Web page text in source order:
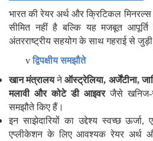
भारत की रेयर अर्थ और क्रिटिकल
सीमित नहीं है बल्कि यह मजबूत
अंतरराष्ट्रीय सहयोग के साथ गहराई से
vद्विपक्षीय समझौते
खान मंत्रालयनेऑस्ट्रेलिया, अर्जेंटीना,
मलावी और कोटे डी आइवरजैसे खनिज-
समझौते किए हैं।
इन साझेदारियों का उद्देश्य स्वच्छ
एप्लीकेशन के लिए आवश्यक रेयर अर्थ